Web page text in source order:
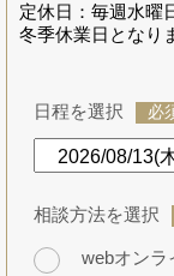
定休日：毎週水曜
冬季休業日となり
日程を選択 必
相談方法を選択
webオンラ